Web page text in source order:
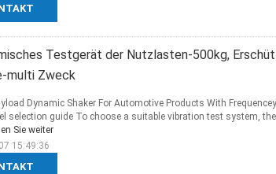
Testgerät der Nutzlasten-500kg,
multi Zweck
Dynamic Shaker For Automotive Products With
selection guide To choose a suitable vibration test system,
Sie weiter
15:49:36